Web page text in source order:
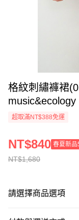
格紋刺繡褲裙
music&ecology
超取滿NT$388免運
NT$1,680
NT$840 春夏新品
請選擇商品選項